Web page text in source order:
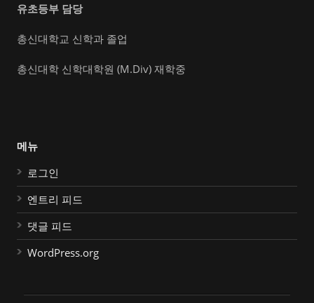
유초등부 담당
총신대학교 신학과 졸업
총신대학 신학대학원 (M.Div) 재학중
메뉴
로그인
엔트리 피드
댓글 피드
WordPress.org